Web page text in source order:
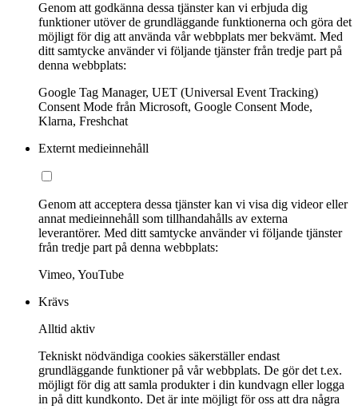
Genom att godkänna dessa tjänster kan vi erbjuda dig
funktioner utöver de grundläggande funktionerna och göra det
möjligt för dig att använda vår webbplats mer bekvämt. Med
ditt samtycke använder vi följande tjänster från tredje part på
denna webbplats:
Google Tag Manager, UET (Universal Event Tracking)
Consent Mode från Microsoft, Google Consent Mode,
Klarna, Freshchat
Externt medieinnehåll
Genom att acceptera dessa tjänster kan vi visa dig videor eller
annat medieinnehåll som tillhandahålls av externa
leverantörer. Med ditt samtycke använder vi följande tjänster
från tredje part på denna webbplats:
Vimeo, YouTube
Krävs
Alltid aktiv
Tekniskt nödvändiga cookies säkerställer endast
grundläggande funktioner på vår webbplats. De gör det t.ex.
möjligt för dig att samla produkter i din kundvagn eller logga
in på ditt kundkonto. Det är inte möjligt för oss att dra några